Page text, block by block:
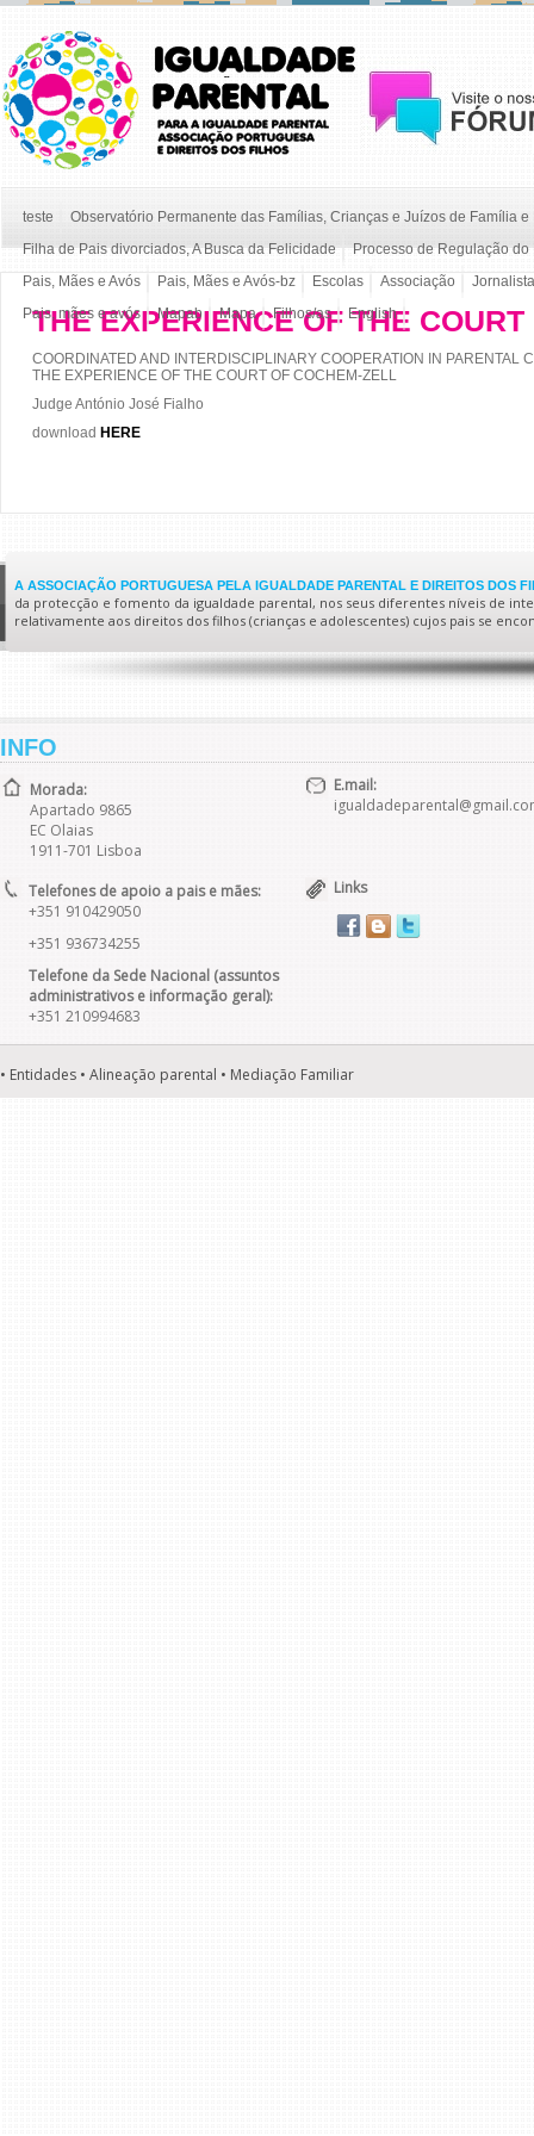
teste
Observatório Permanente das Famílias, Crianças e Juízos de Família e
Filha de Pais divorciados, A Busca da Felicidade
Processo de Regulação
Pais, Mães e Avós
Pais, Mães e Avós-bz Escolas Associação
Pais, mães e avós
Mapab Mapa Filhos/as English
THE EXPERIENCE OF THE
COORDINATED AND INTERDISCIPLINARY COOPERATION IN PARENTAL
THE EXPERIENCE OF THE COURT OF COCHEM-ZELL
Judge António José Fialho
download HERE
A ASSOCIAÇÃO PORTUGUESA PELA IGUALDADE PARENTAL E DIREITOS DOS
da protecção e fomento da igualdade parental, nos seus diferentes níveis de
relativamente aos direitos dos filhos (crianças e adolescentes) cujos pais se
INFO
Morada:
Apartado 9865
EC Olaias
1911-701 Lisboa
E.mail:
Telefones de apoio a pais e mães:
+351 910429050
+351 936734255
Telefone da Sede Nacional (assuntos
administrativos e informação geral):
+351 210994683
Links
• Entidades • Alineação parental • Mediação Familiar